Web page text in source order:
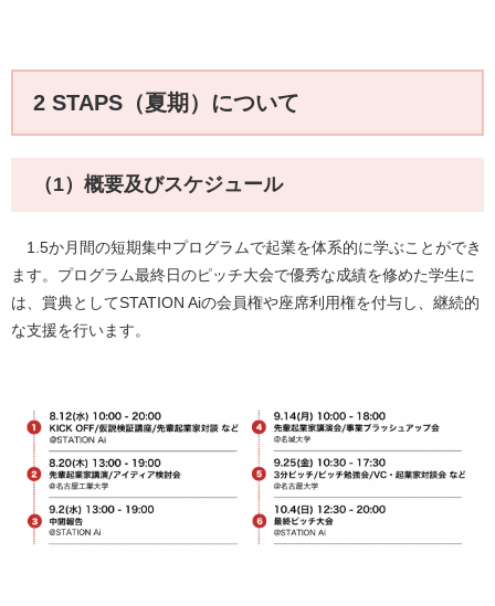
2 STAPS（夏期）について
（1）概要及びスケジュール
1.5か月間の短期集中プログラムで起業を体系的に学ぶことができ
ます。プログラム最終日のピッチ大会で優秀な成績を修めた学生に
は、賞典としてSTATION Aiの会員権や座席利用権を付与し、継続的
な支援を行います。